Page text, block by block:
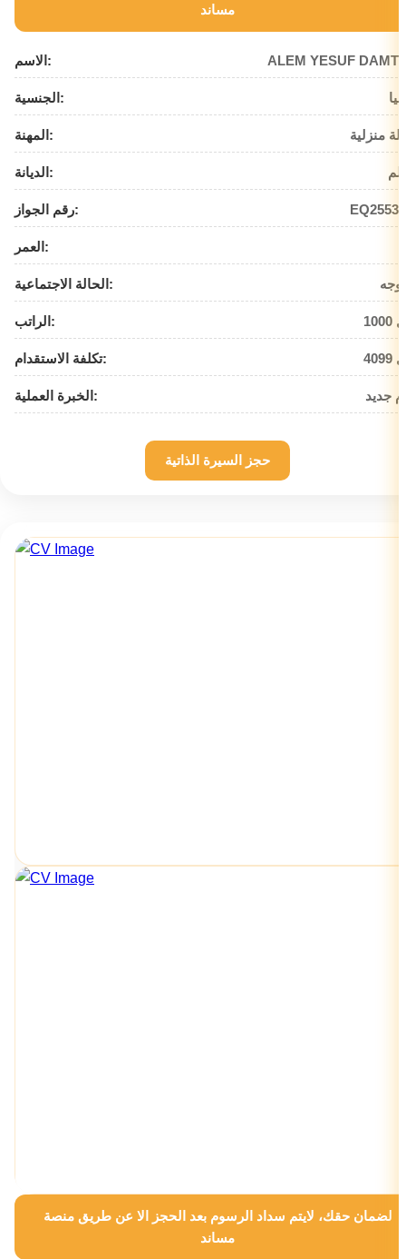
مساند
الاسم: ALEM YESUF
الجنسية:
المهنة: منزلية
الديانة:
رقم الجواز:
العمر:
الحالة الاجتماعية:
الراتب:
تكلفة الاستقدام:
الخبرة العملية: جديد
حجز السيرة الذاتية
لضمان حقك، لايتم سداد الرسوم بعد الحجز الا عن طريق منصة
مساند